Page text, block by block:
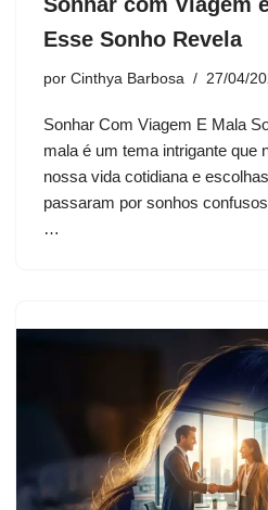
Esse Sonho Revela
por Cinthya Barbosa 27/04/
Sonhar Com Viagem E Mala
mala é um tema intrigante que
nossa vida cotidiana e
passaram por sonhos
…